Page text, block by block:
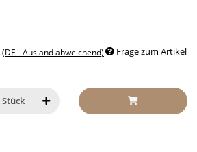
(DE - Ausland abweichend) Frage zum Artikel
Stück